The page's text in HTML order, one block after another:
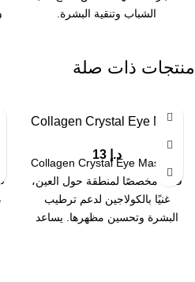
الشباب وتنقية البشرة.
منتجات ذات صلة
Collagen Crystal Eye Mask
د.إ 13
يُعد Collagen Crystal Eye Mask
قناعًا مخصصًا لمنطقة حول العين،
غنيًا بالكولاجين لدعم ترطيب
البشرة وتحسين مظهرها. يساعد